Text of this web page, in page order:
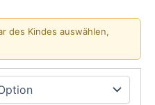
des Kindes auswählen,